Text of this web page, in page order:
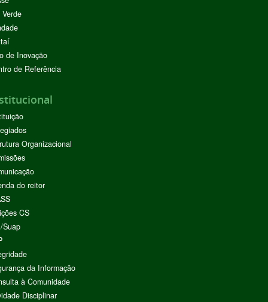
de Inovação
de Referência
Organizacional
do reitor
CS
Suap
da Informação
à Comunidade
Disciplinar